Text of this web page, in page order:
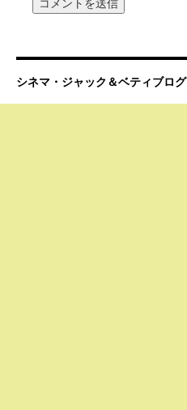
シネマ・ジャック＆ベティブログ